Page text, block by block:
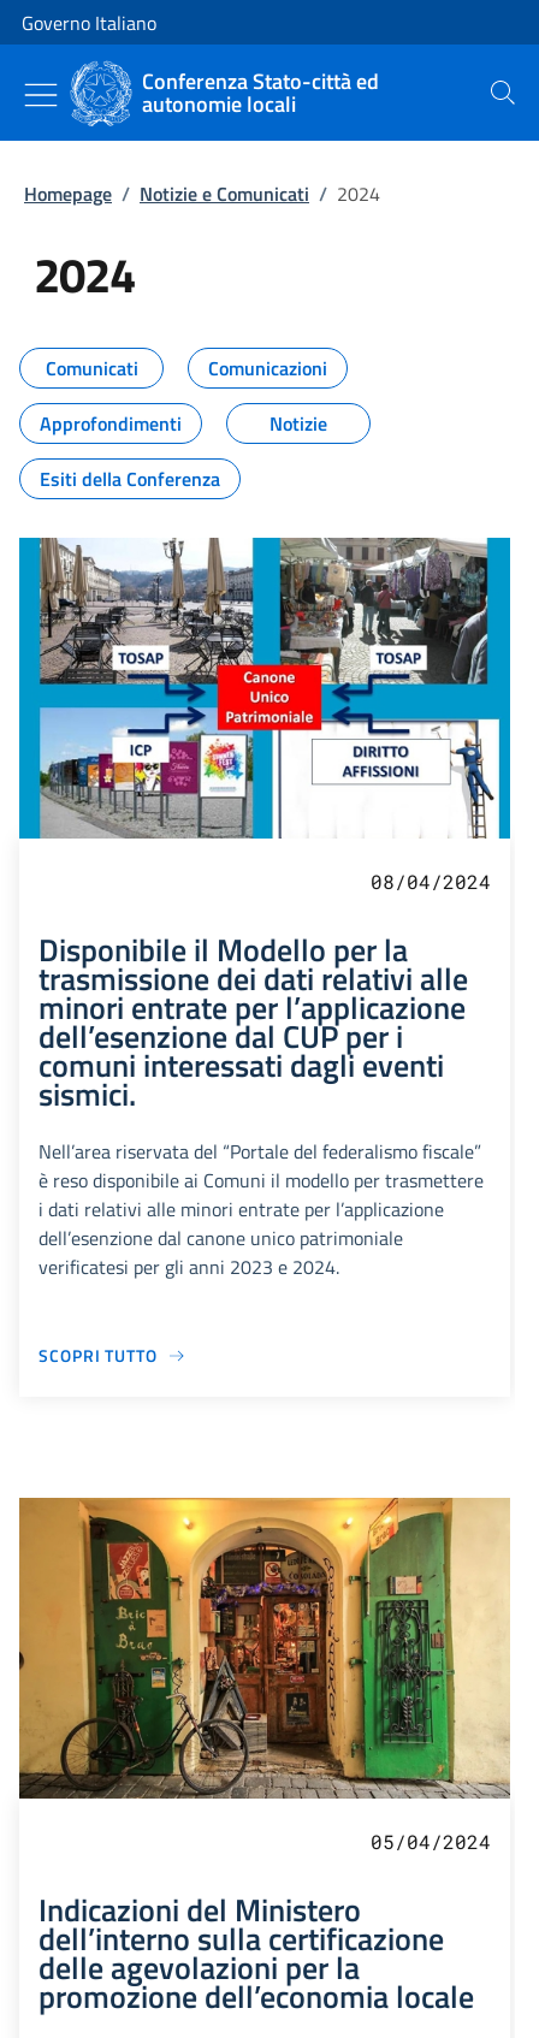
Vai al contenuto
Vai alla navigazione del sito
Governo Italiano
Conferenza Stato-città ed
autonomie locali Cerca
Homepage / Notizie e Comunicati / 2024
2024
Tutti i contenuti della pagina
Comunicati
Comunicazioni
Approfondimenti
Notizie
Esiti della Conferenza
08/04/2024
Disponibile il Modello per la
trasmissione dei dati relativi alle
minori entrate per l’applicazione
dell’esenzione dal CUP per i
comuni interessati dagli eventi
sismici.
Nell’area riservata del “Portale del federalismo fiscale”
è reso disponibile ai Comuni il modello per trasmettere
i dati relativi alle minori entrate per l’applicazione
dell’esenzione dal canone unico patrimoniale
verificatesi per gli anni 2023 e 2024.
SCOPRI TUTTO
05/04/2024
Indicazioni del Ministero
dell’interno sulla certificazione
delle agevolazioni per la
promozione dell’economia locale